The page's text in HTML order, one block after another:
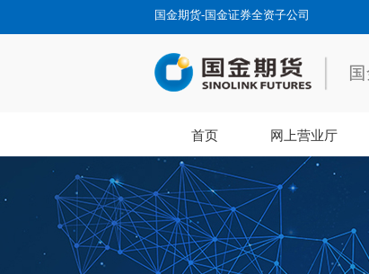
国金期货-国金证券全资子公司
首页 网上营业厅